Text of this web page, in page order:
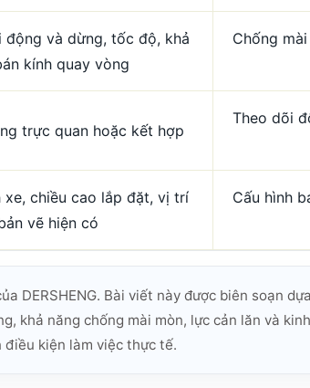
động và dừng, tốc độ, khả
kính quay vòng
Chống
trực quan hoặc kết hợp
Theo dõi
chiều cao lắp đặt, vị trí
vẽ hiện có
Cấu hình
DERSHENG. Bài viết này được biên soạn
khả năng chống mài mòn, lực cản lăn và
kiện làm việc thực tế.